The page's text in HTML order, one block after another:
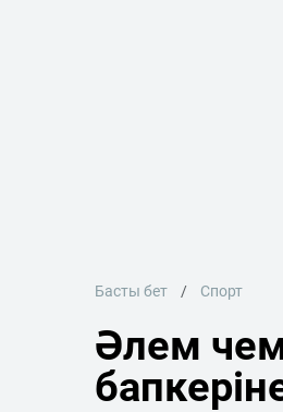
Басты бет Спорт
Әлем